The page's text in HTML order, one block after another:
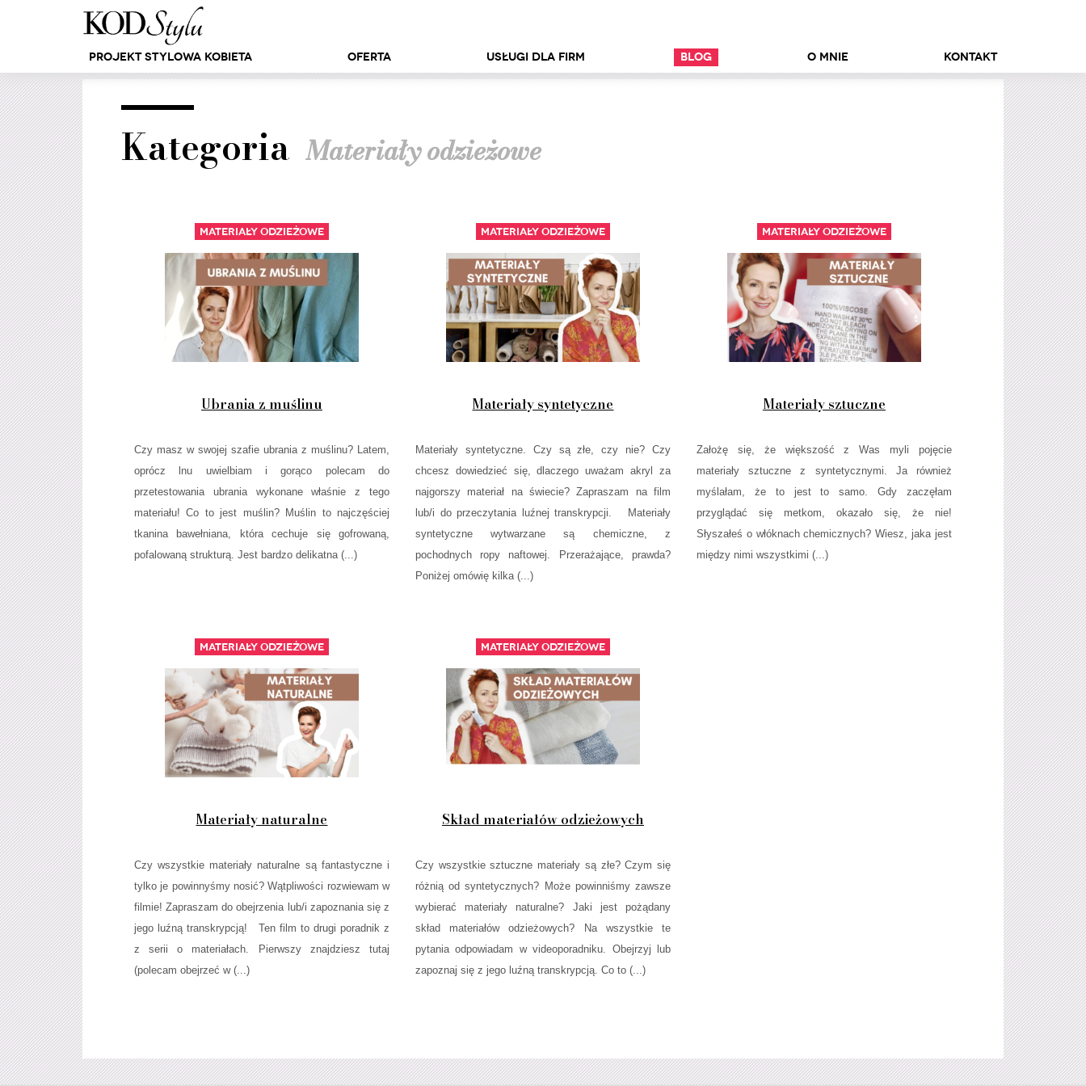
Projekt Stylowa Kobieta Oferta Usługi dla firm Blog O mnie Kontakt
Kategoria Materiały odzieżowe
Materiały odzieżowe
Ubrania z muślinu
Czy masz w swojej szafie ubrania z muślinu? Latem,
oprócz lnu uwielbiam i gorąco polecam do
przetestowania ubrania wykonane właśnie z tego
materiału! Co to jest muślin? Muślin to najczęściej
tkanina bawełniana, która cechuje się gofrowaną,
pofalowaną strukturą. Jest bardzo delikatna (...)
Materiały odzieżowe
Materiały syntetyczne
Materiały syntetyczne. Czy są złe, czy nie? Czy
chcesz dowiedzieć się, dlaczego uważam akryl za
najgorszy materiał na świecie? Zapraszam na film
lub/i do przeczytania luźnej transkrypcji. Materiały
syntetyczne wytwarzane są chemiczne, z
pochodnych ropy naftowej. Przerażające, prawda?
Poniżej omówię kilka (...)
Materiały odzieżowe
Materiały sztuczne
Założę się, że większość z Was myli pojęcie
materiały sztuczne z syntetycznymi. Ja również
myślałam, że to jest to samo. Gdy zaczęłam
przyglądać się metkom, okazało się, że nie!
Słyszałeś o włóknach chemicznych? Wiesz, jaka jest
między nimi wszystkimi (...)
Materiały odzieżowe
Materiały naturalne
Czy wszystkie materiały naturalne są fantastyczne i
tylko je powinnyśmy nosić? Wątpliwości rozwiewam w
filmie! Zapraszam do obejrzenia lub/i zapoznania się z
jego luźną transkrypcją! Ten film to drugi poradnik z
z serii o materiałach. Pierwszy znajdziesz tutaj
(polecam obejrzeć w (...)
Materiały odzieżowe
Skład materiałów odzieżowych
Czy wszystkie sztuczne materiały są złe? Czym się
różnią od syntetycznych? Może powinniśmy zawsze
wybierać materiały naturalne? Jaki jest pożądany
skład materiałów odzieżowych? Na wszystkie te
pytania odpowiadam w videoporadniku. Obejrzyj lub
zapoznaj się z jego luźną transkrypcją. Co to (...)